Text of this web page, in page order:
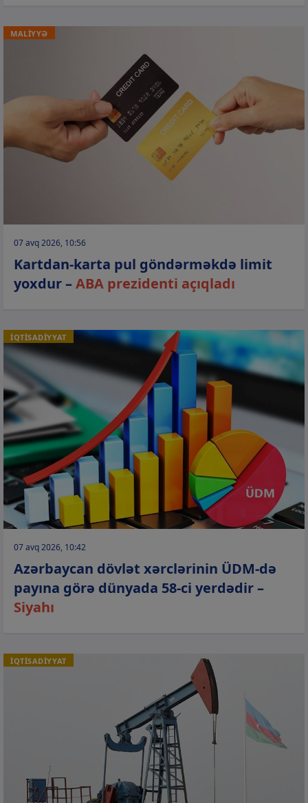
MALİYYƏ
07 avq 2026, 10:56
Kartdan-karta pul göndərməkdə limit
yoxdur –ABA prezidenti açıqladı
İQTİSADİYYAT
07 avq 2026, 10:42
Azərbaycan dövlət xərclərinin ÜDM-də
payına görə dünyada 58-ci yerdədir –
Siyahı
İQTİSADİYYAT